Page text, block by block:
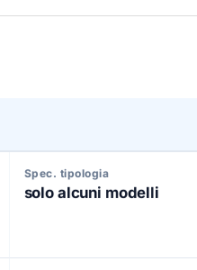
Spec. tipologia
solo alcuni modelli